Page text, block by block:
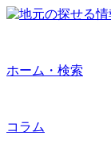
ホーム・検索
コラム